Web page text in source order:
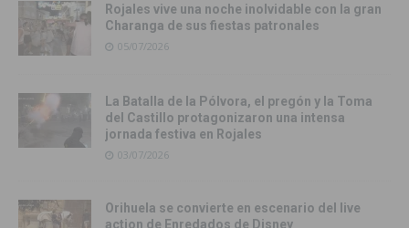
Rojales vive una noche inolvidable con la gran
Charanga de sus fiestas patronales
05/07/2026
La Batalla de la Pólvora, el pregón y la Toma
del Castillo protagonizaron una intensa
jornada festiva en Rojales
03/07/2026
Orihuela se convierte en escenario del live
action de Enredados de Disney